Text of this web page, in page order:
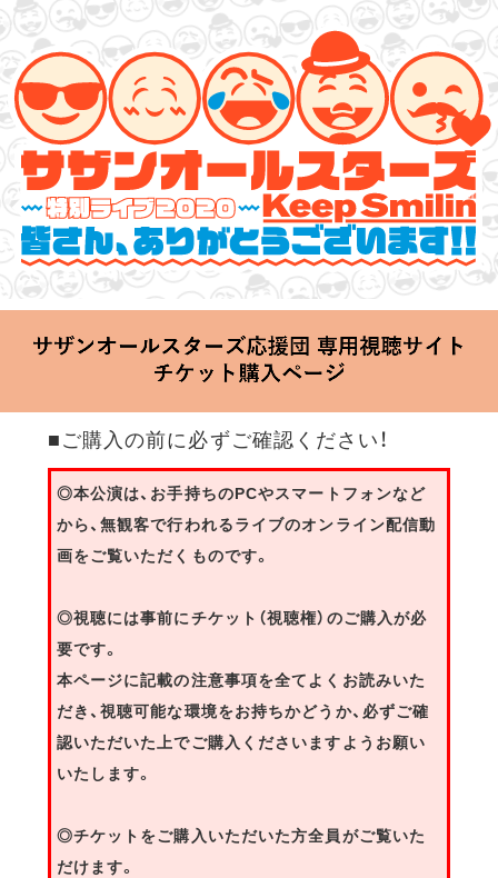
サザンオールスターズ 特別ライブ 2020
「Keep Smilin’～皆さん、ありがとうございます!!～」
2020.06.25 Thu 20:00 Start at 横浜アリーナ
■ご購入の前に必ずご確認ください！
◎本公演は、お手持ちのPCやスマートフォンなど
から、無観客で行われるライブのオンライン配信動
画をご覧いただくものです。
◎視聴には事前にチケット（視聴権）のご購入が必
要です。
本ページに記載の注意事項を全てよくお読みいた
だき、視聴可能な環境をお持ちかどうか、必ずご確
認いただいた上でご購入くださいますようお願い
いたします。
◎チケットをご購入いただいた方全員がご覧いた
だけます。